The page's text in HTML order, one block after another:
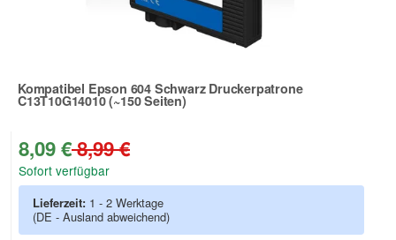
Kompatibel Epson 604 Schwarz Druckerpatrone
C13T10G14010 (~150 Seiten)
Zur Artikelbewertung
8,09 €8,99 €
Sofort verfügbar
Lieferzeit: 1 - 2 Werktage
(DE - Ausland abweichend)